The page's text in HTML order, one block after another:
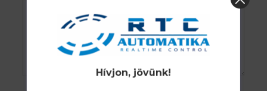
Hívjon, jövünk!